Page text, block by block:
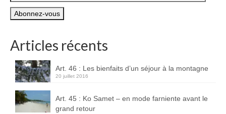
Boucles d’articles
Commentaires récents
Archives des articles
Nuage d’étiquettes
Flux RSS : Les articles
e-
mail
Articles récents
Art. 46 : Les bienfaits d’un séjour à la montagne
20 juillet 2016
Art. 45 : Ko Samet – en mode farniente avant le
grand retour